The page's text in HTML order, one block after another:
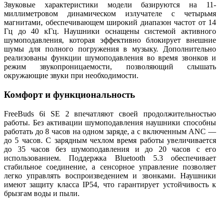
Звуковые характеристики модели базируются на 11-
миллиметровом динамическом излучателе с четырьмя
магнитами, обеспечивающем широкий диапазон частот от 14
Гц до 40 кГц. Наушники оснащены системой активного
шумоподавления, которая эффективно блокирует внешние
шумы для полного погружения в музыку. Дополнительно
реализованы функции шумоподавления во время звонков и
режим звукопроницаемости, позволяющий слышать
окружающие звуки при необходимости.
Комфорт и функциональность
FreeBuds 6i SE 2 впечатляют своей продолжительностью
работы. Без активации шумоподавления наушники способны
работать до 8 часов на одном заряде, а с включенным ANC —
до 5 часов. С зарядным чехлом время работы увеличивается
до 35 часов без шумоподавления и до 20 часов с его
использованием. Поддержка Bluetooth 5.3 обеспечивает
стабильное соединение, а сенсорное управление позволяет
легко управлять воспроизведением и звонками. Наушники
имеют защиту класса IP54, что гарантирует устойчивость к
брызгам воды и пыли.